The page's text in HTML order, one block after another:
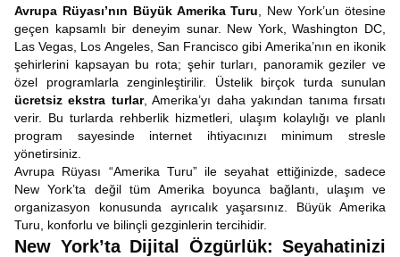
Avrupa Rüyası’nın Büyük Amerika Turu , New York’un ötesine
geçen kapsamlı bir deneyim sunar. New York, Washington DC,
Las Vegas, Los Angeles, San Francisco gibi Amerika’nın en ikonik
şehirlerini kapsayan bu rota; şehir turları, panoramik geziler ve
özel programlarla zenginleştirilir. Üstelik birçok turda sunulan
ücretsiz ekstra turlar, Amerika’yı daha yakından tanıma fırsatı
verir. Bu turlarda rehberlik hizmetleri, ulaşım kolaylığı ve planlı
program sayesinde internet ihtiyacınızı minimum stresle
yönetirsiniz.
Avrupa Rüyası “Amerika Turu” ile seyahat ettiğinizde, sadece
New York’ta değil tüm Amerika boyunca bağlantı, ulaşım ve
organizasyon konusunda ayrıcalık yaşarsınız. Büyük Amerika
Turu, konforlu ve bilinçli gezginlerin tercihidir.
New York’ta Dijital Özgürlük: Seyahatinizi